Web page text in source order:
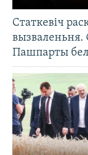
Статкевіч
вызваленьня.
Пашпарты